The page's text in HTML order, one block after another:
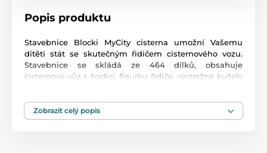
Popis produktu
Stavebnice Blocki MyCity cisterna umožní Vašemu
dítěti stát se skutečným řidičem cisternového vozu.
Stavebnice se skládá ze 464 dílků, obsahuje
cisternový vůz s hadicí, figurku řidiče, výstražné kužely
dovednosti a zlepšuje logické myšlení. Stavebnice je
kompatibilní se stavebnicemi ostatních světových
Zobrazit celý popis